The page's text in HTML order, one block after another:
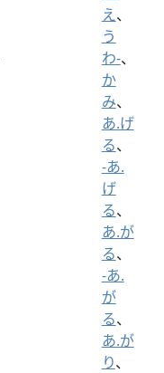
え、
う
わ-、
か
み、
あ.げ
る、
-あ.
げ
る、
あ.が
る、
-あ.
が
る、
あ.が
り、